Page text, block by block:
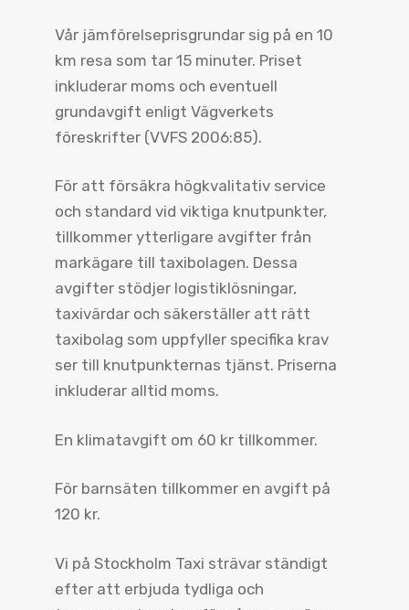
Vår jämförelseprisgrundar sig på en 10
km resa som tar 15 minuter. Priset
inkluderar moms och eventuell
grundavgift enligt Vägverkets
föreskrifter (VVFS 2006:85).
För att försäkra högkvalitativ service
och standard vid viktiga knutpunkter,
tillkommer ytterligare avgifter från
markägare till taxibolagen. Dessa
avgifter stödjer logistiklösningar,
taxivärdar och säkerställer att rätt
taxibolag som uppfyller specifika krav
ser till knutpunkternas tjänst. Priserna
inkluderar alltid moms.
En klimatavgift om 60 kr tillkommer.
För barnsäten tillkommer en avgift på
120 kr.
Vi på Stockholm Taxi strävar ständigt
efter att erbjuda tydliga och